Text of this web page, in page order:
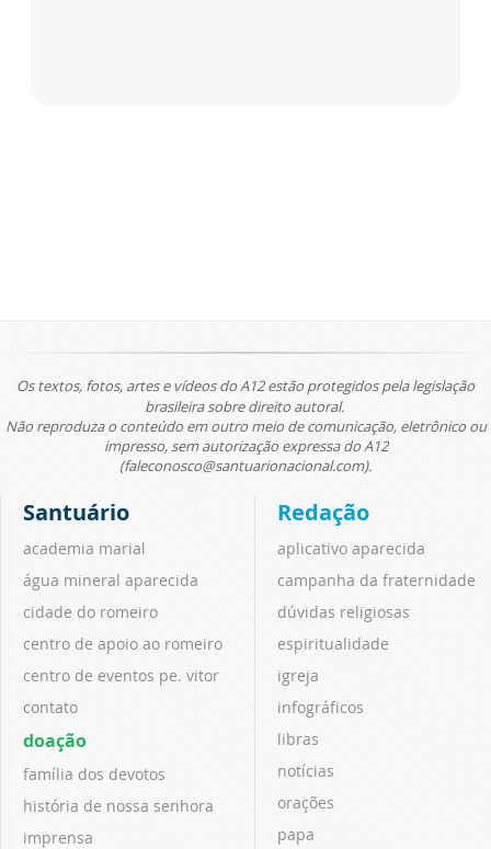
Os textos, fotos, artes e vídeos do A12 estão protegidos pela legislação
brasileira sobre direito autoral.
Não reproduza o conteúdo em outro meio de comunicação, eletrônico ou
impresso, sem autorização expressa do A12
(faleconosco@santuarionacional.com).
Santuário
academia marial
água mineral aparecida
cidade do romeiro
centro de apoio ao romeiro
centro de eventos pe. vitor
contato
doação
família dos devotos
história de nossa senhora
imprensa
Redação
aplicativo aparecida
campanha da fraternidade
dúvidas religiosas
espiritualidade
igreja
infográficos
libras
notícias
orações
papa